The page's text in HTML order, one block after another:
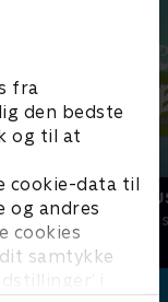
fra
den bedste
og til at
cookie-data til
og andres
cookies
samtykke
i
Lille røde
Børneserier • 1